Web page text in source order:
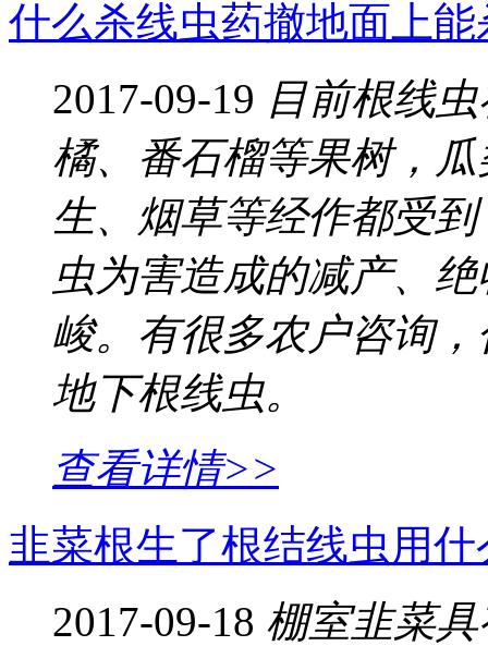
什么杀线虫药撤地面上
2017-09-19 目前根线
橘、番石榴等果树，
生、烟草等经作都受
虫为害造成的减产、
峻。有很多农户咨询
地下根线虫。
查看详情>>
韭菜根生了根结线虫用
2017-09-18 棚室韭菜